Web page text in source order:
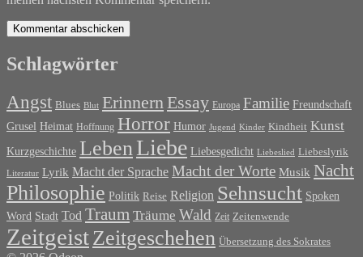
Schlagwörter
Angst Blues Blut Erinnern Essay Europa Familie Freundschaft
Grusel Heimat Hoffnung Horror Humor Jugend Kinder Kindheit Kunst
Kurzgeschichte Leben Liebe Liebesgedicht Liebeslied Liebeslyrik
Literatur Lyrik Macht der Sprache Macht der Worte Musik Nacht
Philosophie Politik Reise Religion Sehnsucht Spoken
Word Stadt Tod Traum Träume Wald Zeit Zeitenwende
ZeitgeistZeitgeschehen Übersetzung des Sokrates